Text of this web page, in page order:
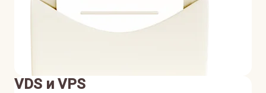
VDS и VPS